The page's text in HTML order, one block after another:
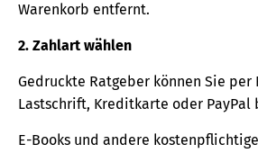
Warenkorb entfernt.
2. Zahlart wählen
Gedruckte Ratgeber können Sie per
Lastschrift, Kreditkarte oder PayPal
E-Books und andere